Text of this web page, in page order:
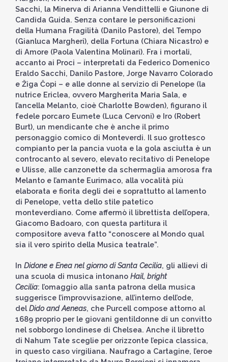
Sacchi, la Minerva di Arianna Vendittelli e Giunone di
Candida Guida. Senza contare le personificazioni
della Humana Fragilità (Danilo Pastore), del Tempo
(Gianluca Margheri), della Fortuna (Chiara Nicastro) e
di Amore (Paola Valentina Molinari). Fra i mortali,
accanto ai Proci – interpretati da Federico Domenico
Eraldo Sacchi, Danilo Pastore, Jorge Navarro Colorado
e Žiga Čopi – e alle donne al servizio di Penelope (la
nutrice Ericlea, ovvero Margherita Maria Sala, e
l’ancella Melanto, cioè Charlotte Bowden), figurano il
fedele porcaro Eumete (Luca Cervoni) e Iro (Robert
Burt), un mendicante che è anche il primo
personaggio comico di Monteverdi. Il suo grottesco
compianto per la pancia vuota e la gola asciutta è un
controcanto al severo, elevato recitativo di Penelope
e Ulisse, alle canzonette da schermaglia amorosa fra
Melanto e l’amante Eurimaco, alla vocalità più
elaborata e fiorita degli dei e soprattutto al lamento
di Penelope, vetta dello stile patetico
monteverdiano. Come affermò il librettista dell’opera,
Giacomo Badoaro, con questa partitura il
compositore aveva fatto “conoscere al Mondo qual
sia il vero spirito della Musica teatrale”.
In Didone e Enea nel giorno di Santa Cecilia, gli allievi di
una scuola di musica intonano Hail, bright
Cecilia: l’omaggio alla santa patrona della musica
suggerisce l’improvvisazione, all’interno dell’ode,
delDido and Aeneas, che Purcell compose attorno al
1689 proprio per le giovani gentildonne di un convitto
nel sobborgo londinese di Chelsea. Anche il libretto
di Nahum Tate sceglie per orizzonte l’epica classica,
in questo caso virgiliana. Naufrago a Cartagine, l’eroe